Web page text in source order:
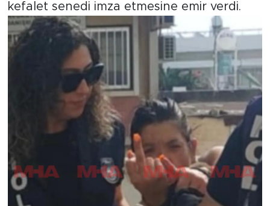
kefalet senedi imza etmesine emir verdi.